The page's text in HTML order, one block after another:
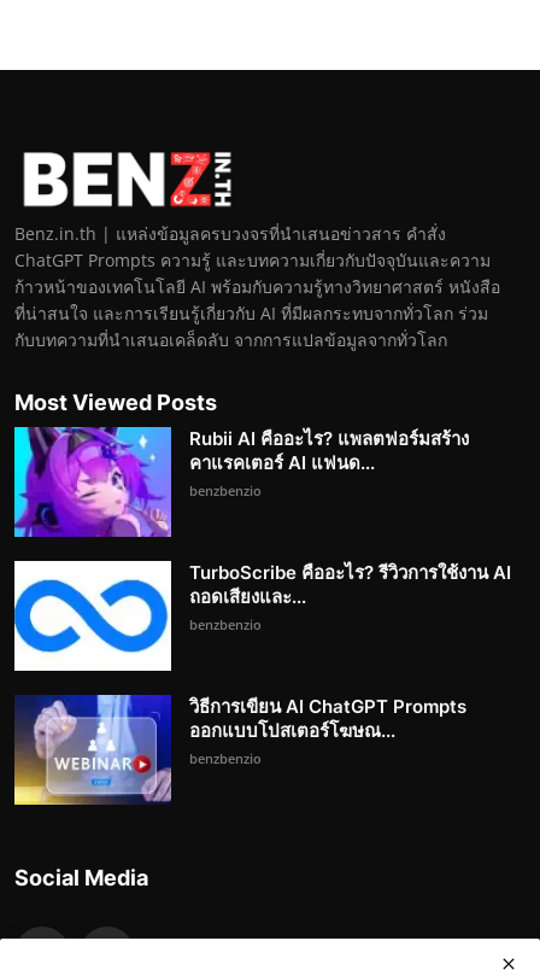
Benz.in.th | แหล่งข้อมูลครบวงจรที่นำเสนอข่าวสาร คำสั่ง
ChatGPT Prompts ความรู้ และบทความเกี่ยวกับปัจจุบันและความ
ก้าวหน้าของเทคโนโลยี AI พร้อมกับความรู้ทางวิทยาศาสตร์ หนังสือ
ที่น่าสนใจ และการเรียนรู้เกี่ยวกับ AI ที่มีผลกระทบจากทั่วโลก ร่วม
กับบทความที่นำเสนอเคล็ดลับ จากการแปลข้อมูลจากทั่วโลก
Most Viewed Posts
Rubii AI คืออะไร? แพลตฟอร์มสร้าง
คาแรคเตอร์ AI แฟนด...
benzbenzio
TurboScribe คืออะไร? รีวิวการใช้งาน AI
ถอดเสียงและ...
benzbenzio
วิธีการเขียน AI ChatGPT Prompts
ออกแบบโปสเตอร์โฆษณ...
benzbenzio
Social Media